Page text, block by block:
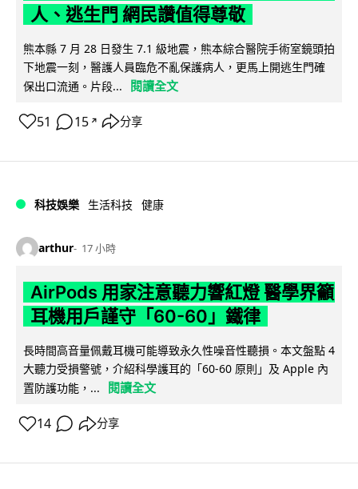
人、逃生門 網民讚值得尊敬
熊本縣 7 月 28 日發生 7.1 級地震，熊本綜合醫院手術室鏡頭拍
下地震一刻，醫護人員臨危不亂保護病人，更馬上開逃生門確
保出口流通。片段...
閱讀全文
51 15 ↗ 分享
科技娛樂 生活科技 健康
arthur 17 小時
AirPods 用家注意聽力響紅燈 醫學界籲
耳機用戶謹守「60-60」鐵律
長時間高音量佩戴耳機可能導致永久性噪音性聽損。本文盤點 4
大聽力受損警號，介紹科學護耳的「60-60 原則」及 Apple 內
置防護功能，...
閱讀全文
14 分享